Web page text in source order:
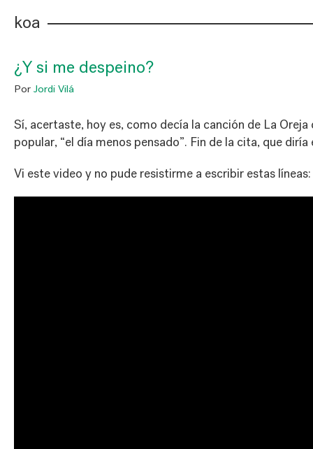
koa
¿Y si me despeino?
Por Jordi Vilá
Sí, acertaste, hoy es, como decía la canción de La
popular, “el día menos pensado”. Fin de la cita, que
Vi este video y no pude resistirme a escribir estas líneas: